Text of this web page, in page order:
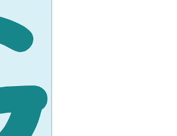
Om oss
årSmåbarn: 1-5 år
MobilePay Checkout